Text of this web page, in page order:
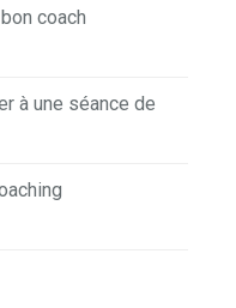
coach
à une séance de